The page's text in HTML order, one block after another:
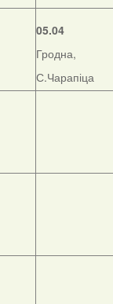
05.04
Гродна,
С.Чарапіца